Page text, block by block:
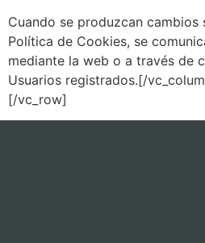
Cuando se produzcan
Política de Cookies, se
mediante la web o a través de
Usuarios registrados.[/
[/vc_row]